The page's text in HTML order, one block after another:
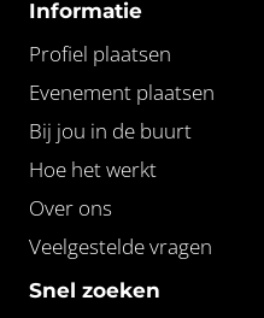
Informatie
Profiel plaatsen
Evenement plaatsen
Bij jou in de buurt
Hoe het werkt
Over ons
Veelgestelde vragen
Snel zoeken